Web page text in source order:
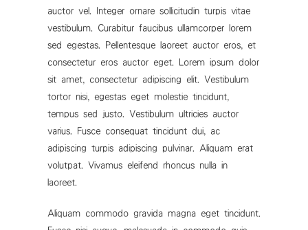
auctor vel. Integer ornare sollicitudin turpis vitae
vestibulum. Curabitur faucibus ullamcorper lorem
sed egestas. Pellentesque laoreet auctor eros, et
consectetur eros auctor eget. Lorem ipsum dolor
sit amet, consectetur adipiscing elit. Vestibulum
tortor nisi, egestas eget molestie tincidunt,
tempus sed justo. Vestibulum ultricies auctor
varius. Fusce consequat tincidunt dui, ac
adipiscing turpis adipiscing pulvinar. Aliquam erat
volutpat. Vivamus eleifend rhoncus nulla in
laoreet.
Aliquam commodo gravida magna eget tincidunt.